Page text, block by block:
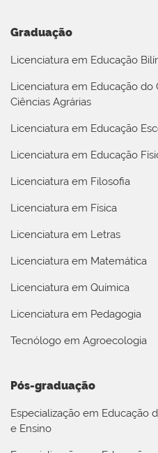
Graduação
Licenciatura em Educação
Licenciatura em Educação
Ciências Agrárias
Licenciatura em Educação
Licenciatura em Educação
Licenciatura em Filosofia
Licenciatura em Física
Licenciatura em Letras
Licenciatura em Matemática
Licenciatura em Química
Licenciatura em Pedagogia
Tecnólogo em Agroecologia
Pós-graduação
Especialização em Educação
e Ensino